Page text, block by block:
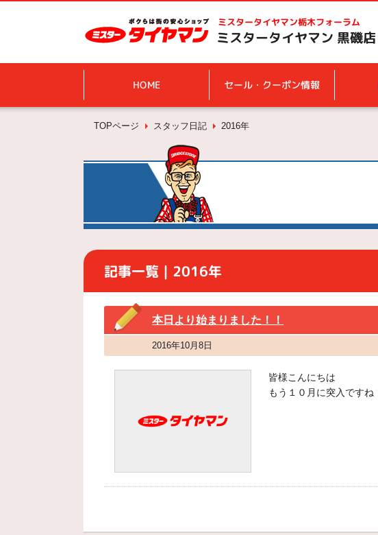
ミスタータイヤマン栃木フォーラム
ミスタータイヤマン 黒磯店
HOME セール・クーポン情報
TOPページ スタッフ日記 2016年
記事一覧｜2016年
本日より始まりました！！
2016年10月8日
皆様こんにちは
もう１０月に突入ですね